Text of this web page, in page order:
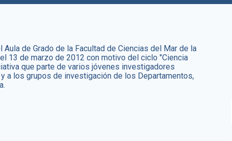
de Grado de la Facultad de Ciencias del Mar de la
13 de marzo de 2012 con motivo del ciclo "Ciencia
que parte de varios jóvenes investigadores
a los grupos de investigación de los Departamentos,